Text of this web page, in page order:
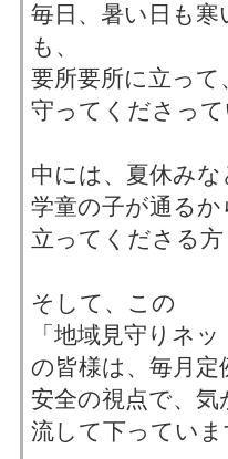
毎日、暑い日も
も、
要所要所に立っ
守ってくださっ
中には、夏休み
学童の子が通るか
立ってくださる
そして、この
「地域見守りネ
の皆様は、毎月
安全の視点で、
流して下ってい